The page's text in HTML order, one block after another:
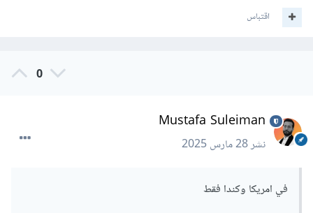
اقتباس
0
Mustafa Suleiman
نشر28 مارس 2025
في امريكا وكندا فقط